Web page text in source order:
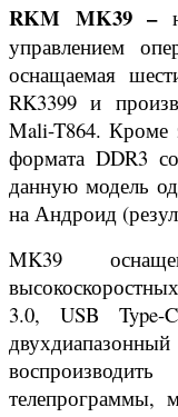
RKM MK39 –
управлением
оснащаемая
RK3399 и
Mali-T864. Кроме
формата DDR3
данную модель
на Андроид
MK39
3.0, USB Type-
телепрограммы,